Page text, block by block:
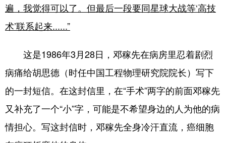
遍，我觉得可以了。但最后一段要同星球大战等‘高技
术’联系起来......”
这是1986年3月28日，邓稼先在病房里忍着剧烈
病痛给胡思德（时任中国工程物理研究院院长）写下
的一封短信。在这封信里，在“手术”两字的前面邓稼先
又补充了一个“小”字，可能是不希望身边的人为他的病
情担心。写这封信时，邓稼先全身冷汗直流，癌细胞